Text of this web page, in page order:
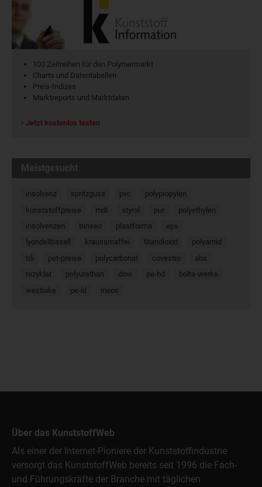
100 Zeitreihen für den Polymermarkt
Charts und Datentabellen
Preis-Indizes
Marktreports und Marktdaten
Jetzt kostenlos testen
Meistgesucht
insolvenz spritzguss pvc
polypropylen
kunststoffpreise
mdi styrol pur
polyethylen
insolvenzen
trinseo plastforma
eps
lyondellbasell
kraussmaffei titandioxid
polyamid
tdi
pet-preise polycarbonat covestro
abs
rezyklat
polyurethan dow pe-hd
bolta-werke
westlake
pe-ld ineos
Über das KunststoffWeb
Als einer der Internet-Pioniere der Kunststoffindustrie
versorgt das KunststoffWeb bereits seit 1996 die Fach-
und Führungskräfte der Branche mit täglichen